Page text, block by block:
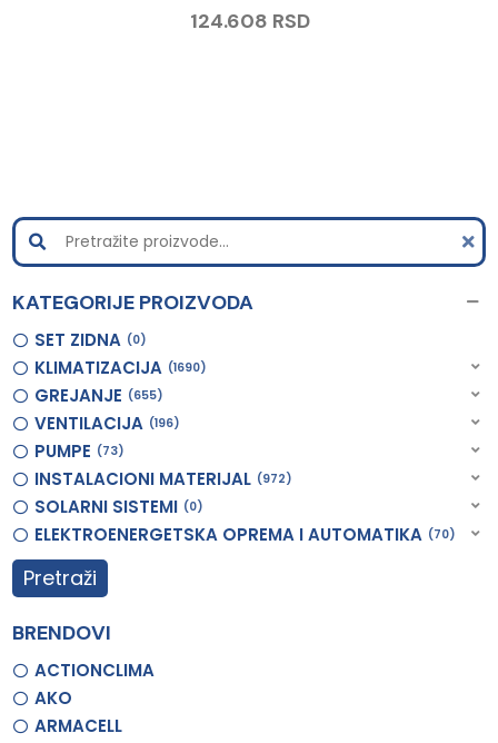
124.608 RSD
KATEGORIJE PROIZVODA
SET ZIDNA 0
KLIMATIZACIJA 1690
GREJANJE 655
VENTILACIJA 196
PUMPE 73
INSTALACIONI MATERIJAL 972
SOLARNI SISTEMI 0
ELEKTROENERGETSKA OPREMA I AUTOMATIKA 70
Pretraži
BRENDOVI
ACTIONCLIMA
AKO
ARMACELL